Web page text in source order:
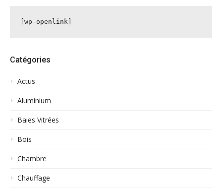
[wp-openlink]
Catégories
Actus
Aluminium
Baies Vitrées
Bois
Chambre
Chauffage